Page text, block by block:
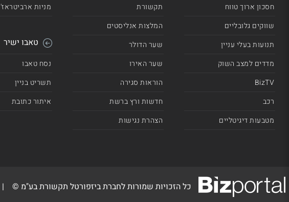
חסכון ארוך טווח
שווקים גלובליים
תנועות בעלי עניין
מדדים למצב השוק
BizTV
רכב
מטבעות דיגיטליים
תקשורת
המלצות אנליסטים
שער הדולר
שער האירו
הוראות סגירה
חדשות ורץ ברשת
הצהרת נגישות
מניות ארביטראז'
טאבו ישיר
נסח טאבו
תשריט בניין
איתור כתובת
כל הזכויות שמורות לחברת ביזפורטל תקשורת בע"מ © |